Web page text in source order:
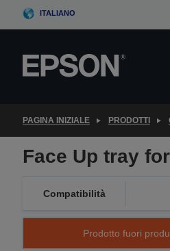
ITALIANO
PAGINA INIZIALE PRODOTTI
Face Up tray
Compatibilità
Prodotto fuori